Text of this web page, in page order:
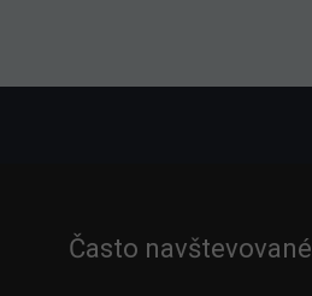
Často navštevované